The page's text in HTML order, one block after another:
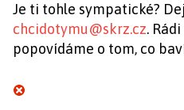
Je ti tohle sympatické?
chcidotymu@skrz.cz.
popovídáme o tom, co